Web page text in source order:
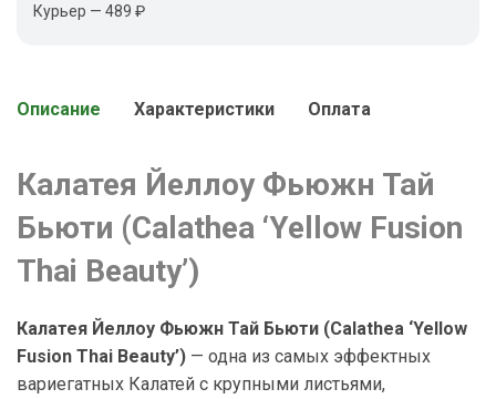
Курьер — 489 ₽
Описание Характеристики Оплата
Калатея Йеллоу Фьюжн Тай
Бьюти (Calathea ‘Yellow Fusion
Thai Beauty’)
Калатея Йеллоу Фьюжн Тай Бьюти (Calathea ‘Yellow
Fusion Thai Beauty’) — одна из самых эффектных
вариегатных Калатей с крупными листьями,